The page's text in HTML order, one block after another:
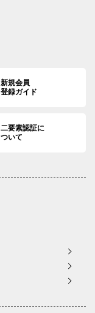
新規会員
登録ガイド
二要素認証に
ついて